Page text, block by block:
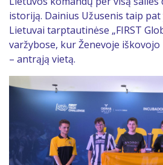
istoriją. Dainius Užusenis taip
Lietuvai tarptautinėse „FIRST
varžybose, kur Ženevoje
– antrąją vietą.